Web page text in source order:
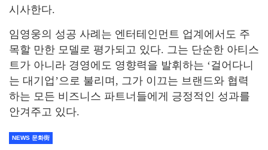
시사한다.
임영웅의 성공 사례는 엔터테인먼트 업계에서도 주
목할 만한 모델로 평가되고 있다. 그는 단순한 아티스
트가 아니라 경영에도 영향력을 발휘하는 ‘걸어다니
는 대기업’으로 불리며, 그가 이끄는 브랜드와 협력
하는 모든 비즈니스 파트너들에게 긍정적인 성과를
안겨주고 있다.
NEWS 문화街